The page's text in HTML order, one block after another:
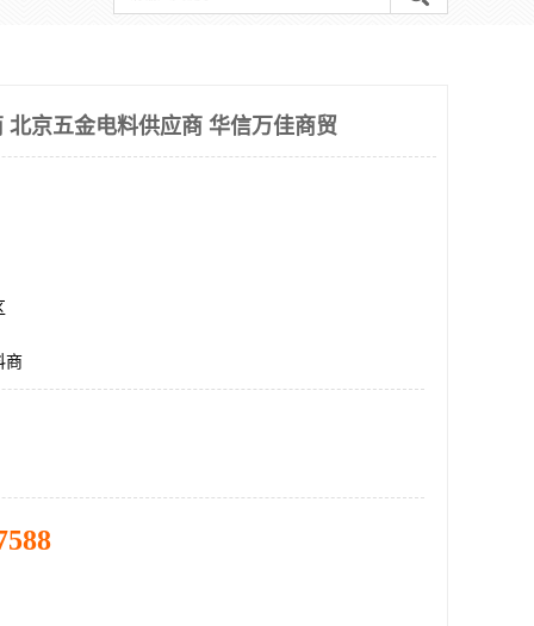
北京五金电料供应商 华信万佳商贸
商